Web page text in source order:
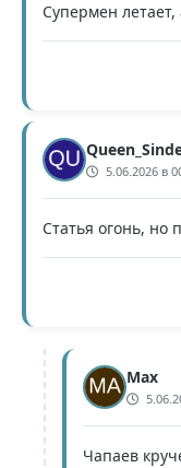
Супермен
5.06.2026 в
Статья огонь, но
Max
Чапаев